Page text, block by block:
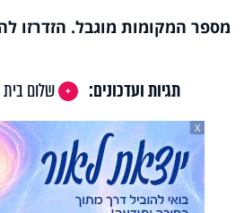
מספר המקומות מוגבל. הזדרזו
תגיות ועדכונים: שלום בית
X